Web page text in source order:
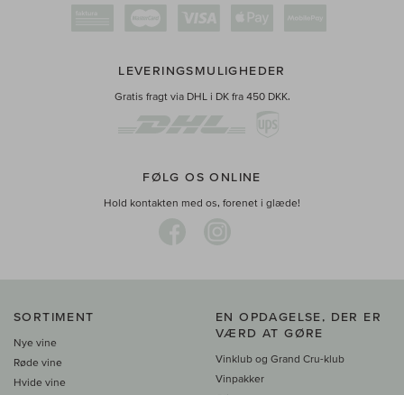
LEVERINGSMULIGHEDER
Gratis fragt via DHL i DK fra 450 DKK.
FØLG OS ONLINE
Hold kontakten med os, forenet i glæde!
SORTIMENT
Nye vine
Røde vine
Hvide vine
EN OPDAGELSE, DER ER
VÆRD AT GØRE
Vinklub og Grand Cru-klub
Vinpakker